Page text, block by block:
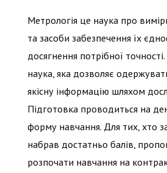
Метрологія це наука про
та засоби забезпечення їх
досягнення потрібної
наука, яка дозволяє
якісну інформацію шляхом
Підготовка проводиться на
форму навчання. Для тих, хто
набрав достатньо балів,
розпочати навчання на